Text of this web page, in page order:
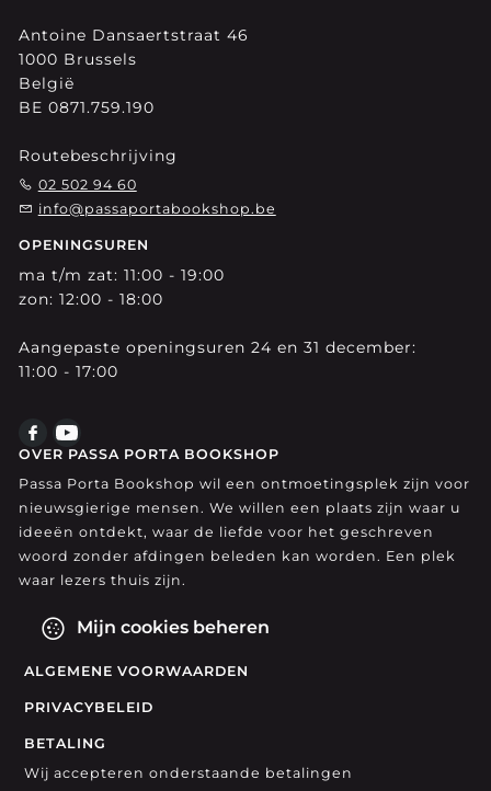
Antoine Dansaertstraat 46
1000 Brussels
België
BE 0871.759.190
Routebeschrijving
02 502 94 60
info@passaportabookshop.be
OPENINGSUREN
ma t/m zat: 11:00 - 19:00
zon: 12:00 - 18:00
Aangepaste openingsuren 24 en 31 december:
11:00 - 17:00
OVER PASSA PORTA BOOKSHOP
Passa Porta Bookshop wil een ontmoetingsplek zijn voor
nieuwsgierige mensen. We willen een plaats zijn waar u
ideeën ontdekt, waar de liefde voor het geschreven
woord zonder afdingen beleden kan worden. Een plek
waar lezers thuis zijn.
Mijn cookies beheren
ALGEMENE VOORWAARDEN
PRIVACYBELEID
BETALING
Wij accepteren onderstaande betalingen